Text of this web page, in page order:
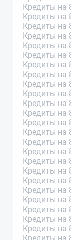
Кредиты на
Кредиты на
Кредиты на
Кредиты на
Кредиты на
Кредиты на
Кредиты на
Кредиты на
Кредиты на
Кредиты на
Кредиты на
Кредиты на
Кредиты на
Кредиты на
Кредиты на
Кредиты на
Кредиты на
Кредиты на
Кредиты на
Кредиты на
Кредиты на
Кредиты на
Кредиты на
Кредиты на